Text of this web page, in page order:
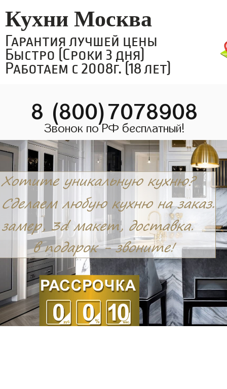
Кухни Москва
Гарантия лучшей цены
Быстро (Сроки 3 дня)
Работаем с 2008г. (18 лет)
8 (800)7078908
Звонок по РФ бесплатный!